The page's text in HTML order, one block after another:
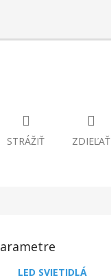
STRÁŽIŤ ZDIEĽAŤ
LED SVIETIDLÁ